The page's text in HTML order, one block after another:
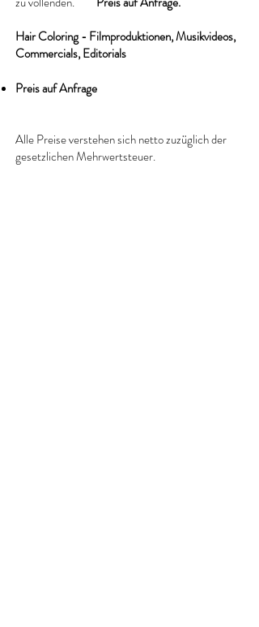
Hair Coloring - Filmproduktionen, Musikvideos,
Commercials, Editorials
Preis auf Anfrage
Alle Preise verstehen sich netto zuzüglich der
gesetzlichen Mehrwertsteuer.